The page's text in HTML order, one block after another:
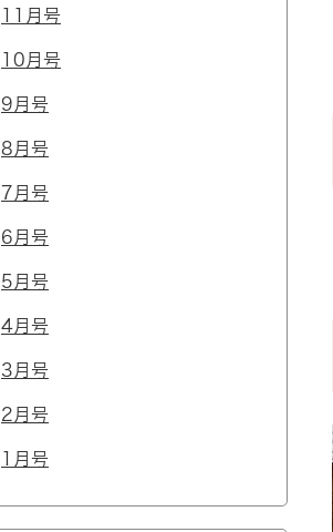
11月号
10月号
9月号
8月号
7月号
6月号
5月号
4月号
3月号
2月号
1月号